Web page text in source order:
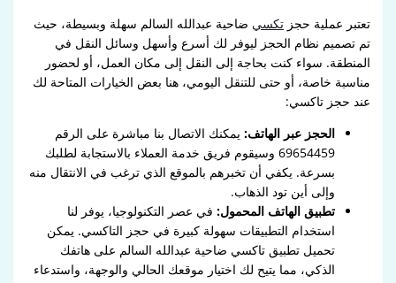
تعتبر عملية حجزتكسي ضاحية عبدالله السالم سهلة وبسيطة، حيث
تم تصميم نظام الحجز ليوفر لك أسرع وأسهل وسائل النقل في
المنطقة. سواء كنت بحاجة إلى النقل إلى مكان العمل، أو لحضور
مناسبة خاصة، أو حتى للتنقل اليومي، هنا بعض الخيارات المتاحة لك
عند حجز تاكسي:
الحجز عبر الهاتف: يمكنك الاتصال بنا مباشرة على الرقم
69654459 وسيقوم فريق خدمة العملاء بالاستجابة لطلبك
بسرعة. يكفي أن تخبرهم بالموقع الذي ترغب في الانتقال منه
وإلى أين تود الذهاب.
تطبيق الهاتف المحمول: في عصر التكنولوجيا، يوفر لنا
استخدام التطبيقات سهولة كبيرة في حجز التاكسي. يمكن
تحميل تطبيق تاكسي ضاحية عبدالله السالم على هاتفك
الذكي، مما يتيح لك اختيار موقعك الحالي والوجهة، واستدعاء